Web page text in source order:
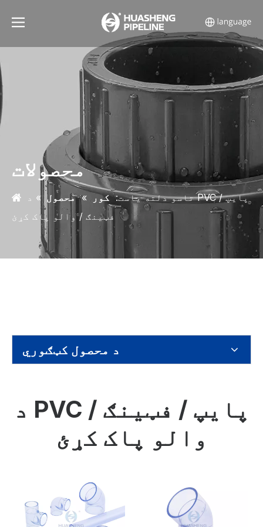
محصولات
تاسو دلته یاست: کور » محصول » د PVC پایپ /
فټینګ / والو پاک کړئ
د محصول کټګوري
د PVC پایپ / فټینګ /
والو پاک کړئ